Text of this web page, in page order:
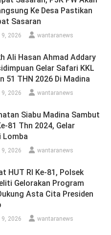
Ke Desa Pastikan
Sasaran
2026 wantaranews
Ali Hasan Ahmad Addary
Gelar Safari KKL
51 THN 2026 Di Madina
2026 wantaranews
Siabu Madina Sambut
81 Thn 2024, Gelar
Lomba
2026 wantaranews
HUT RI Ke-81, Polsek
Gelorakan Program
Asta Cita Presiden
2026 wantaranews